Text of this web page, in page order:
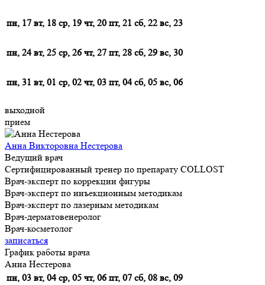
пн, 17 вт, 18 ср, 19 чт, 20 пт, 21 сб, 22 вс, 23
пн, 24 вт, 25 ср, 26 чт, 27 пт, 28 сб, 29 вс, 30
пн, 31 вт, 01 ср, 02 чт, 03 пт, 04 сб, 05 вс, 06
выходной
прием
Анна Викторовна Нестерова
Ведущий врач
Сертифицированный тренер по препарату COLLOST
Врач-эксперт по коррекции фигуры
Врач-эксперт по инъекционным методикам
Врач-эксперт по лазерным методикам
Врач-дерматовенеролог
Врач-косметолог
записаться
График работы врача
Анна Нестерова
пн, 03 вт, 04 ср, 05 чт, 06 пт, 07 сб, 08 вс, 09